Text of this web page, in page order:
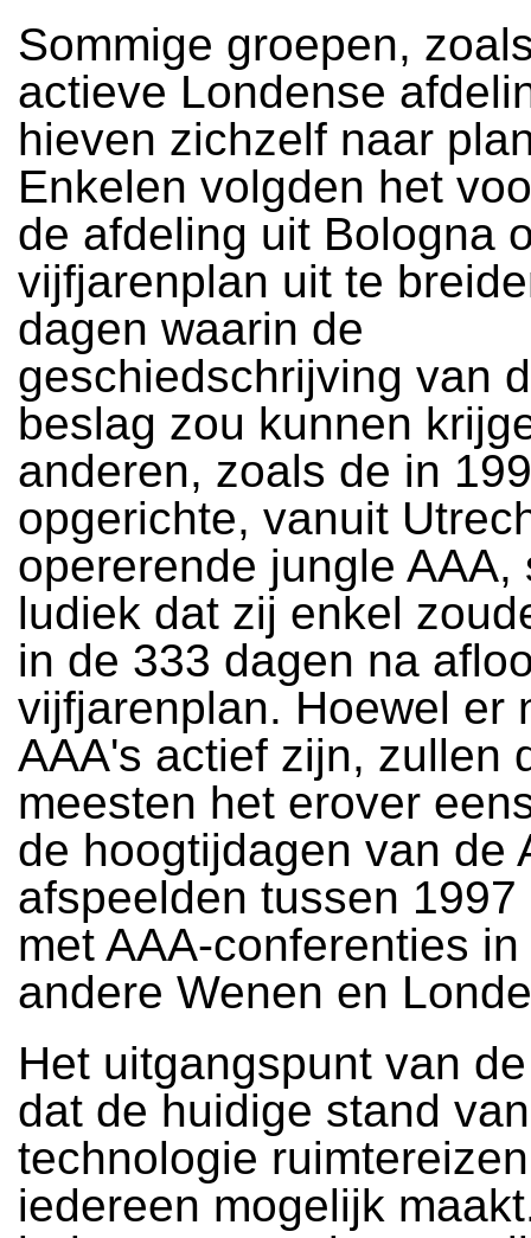
Sommige groepen,
actieve Londense
hieven zichzelf naar
Enkelen volgden het
de afdeling uit Bologna
vijfjarenplan uit te
dagen waarin de
geschiedschrijving van
beslag zou kunnen
anderen, zoals de in
opgerichte, vanuit
opererende jungle AAA,
ludiek dat zij enkel
in de 333 dagen na
vijfjarenplan. Hoewel er
AAA's actief zijn, zullen
meesten het erover
de hoogtijdagen van de
afspeelden tussen 1997
met AAA-conferenties
andere Wenen en
Het uitgangspunt van
dat de huidige stand
technologie
iedereen mogelijk